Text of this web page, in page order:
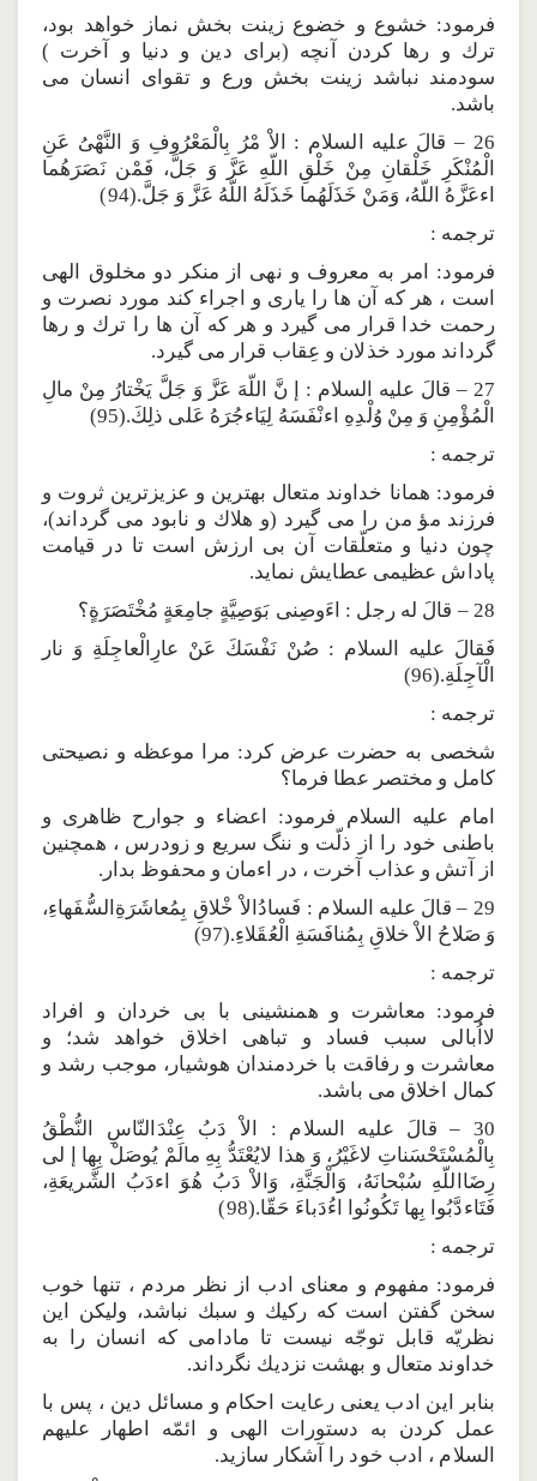
فرمود: خشوع و خضوع زينت بخش نماز خواهد بود،
ترك و رها كردن آنچه (براى دين و دنيا و آخرت )
سودمند نباشد زينت بخش ورع و تقواى انسان مى
باشد.
26 – قالَ عليه السلام : الاْ مْرُ بِالْمَعْرُوفِ وَ النَّهْىُ عَنِ
الْمُنْكَرِ خَلْقانِ مِنْ خَلْقِ اللّهِ عَزَّ وَ جَلَّ، فَمْن نَصَرَهُما
اءعَزَّهُ اللّهُ، وَمَنْ خَذَلَهُما خَذَلَهُ اللّهُ عَزَّ وَ جَلَّ.(94)
ترجمه :
فرمود: امر به معروف و نهى از منكر دو مخلوق الهى
است ، هر كه آن ها را يارى و اجراء كند مورد نصرت و
رحمت خدا قرار مى گيرد و هر كه آن ها را ترك و رها
گرداند مورد خذلان و عِقاب قرار مى گيرد.
27 – قالَ عليه السلام : إ نَّ اللّهَ عَزَّ وَ جَلَّ يَخْتارُ مِنْ مالِ
الْمُؤْمِنِ وَ مِنْ وُلْدِهِ اءنْفَسَهُ لِيَاءجُرَهُ عَلى ذلِكَ.(95)
ترجمه :
فرمود: همانا خداوند متعال بهترين و عزيزترين ثروت و
فرزند مؤ من را مى گيرد (و هلاك و نابود مى گرداند)،
چون دنيا و متعلّقات آن بى ارزش است تا در قيامت
پاداش عظيمى عطايش نمايد.
28 – قالَ له رجل : اءَوصِنى بَوَصِيَّةٍ جامِعَةٍ مُخْتَصَرَةٍ؟
فَقالَ عليه السلام : صُنْ نَفْسَكَ عَنْ عارِالْعاجِلَةِ وَ نار
الْآجِلَةِ.(96)
ترجمه :
شخصى به حضرت عرض كرد: مرا موعظه و نصيحتى
كامل و مختصر عطا فرما؟
امام عليه السلام فرمود: اعضاء و جوارح ظاهرى و
باطنى خود را از ذلّت و ننگ سريع و زودرس ، همچنين
از آتش و عذاب آخرت ، در اءمان و محفوظ بدار.
29 – قالَ عليه السلام : فَسادُالاْ خْلاقِ بِمُعاشَرَةِالسُّفَهاءِ،
وَ صَلاحُ الاْ خلاقِ بِمُنافَسَةِ الْعُقَلاءِ.(97)
ترجمه :
فرمود: معاشرت و همنشينى با بى خردان و افراد
لااُبالى سبب فساد و تباهى اخلاق خواهد شد؛ و
معاشرت و رفاقت با خردمندان هوشيار، موجب رشد و
كمال اخلاق مى باشد.
30 – قالَ عليه السلام : الاْ دَبُ عِنْدَالنّاسِ النُّطْقُ
بِالْمُسْتَحْسَناتِ لاغَيْرُ، وَ هذا لايُعْتَدُّ بِهِ مالَمْ يُوصَلْ بِها إ لى
رِضَااللّهِ سُبْحانَهُ، وَالْجَنَّةِ، وَالاْ دَبُ هُوَ اءدَبُ الشَّريعَةِ،
فَتَاءدَّبُوا بِها تَكُونُوا اءُدَباءَ حَقّا.(98)
ترجمه :
فرمود: مفهوم و معناى ادب از نظر مردم ، تنها خوب
سخن گفتن است كه ركيك و سبك نباشد، وليكن اين
نظريّه قابل توجّه نيست تا مادامى كه انسان را به
خداوند متعال و بهشت نزديك نگرداند.
بنابر اين ادب يعنى رعايت احكام و مسائل دين ، پس با
عمل كردن به دستورات الهى و ائمّه اطهار عليهم
السلام ، ادب خود را آشكار سازيد.